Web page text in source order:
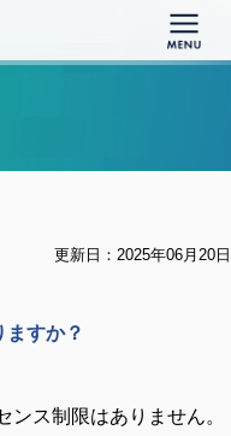
更新日：2025年06月20日
すか？
ス制限はありません。